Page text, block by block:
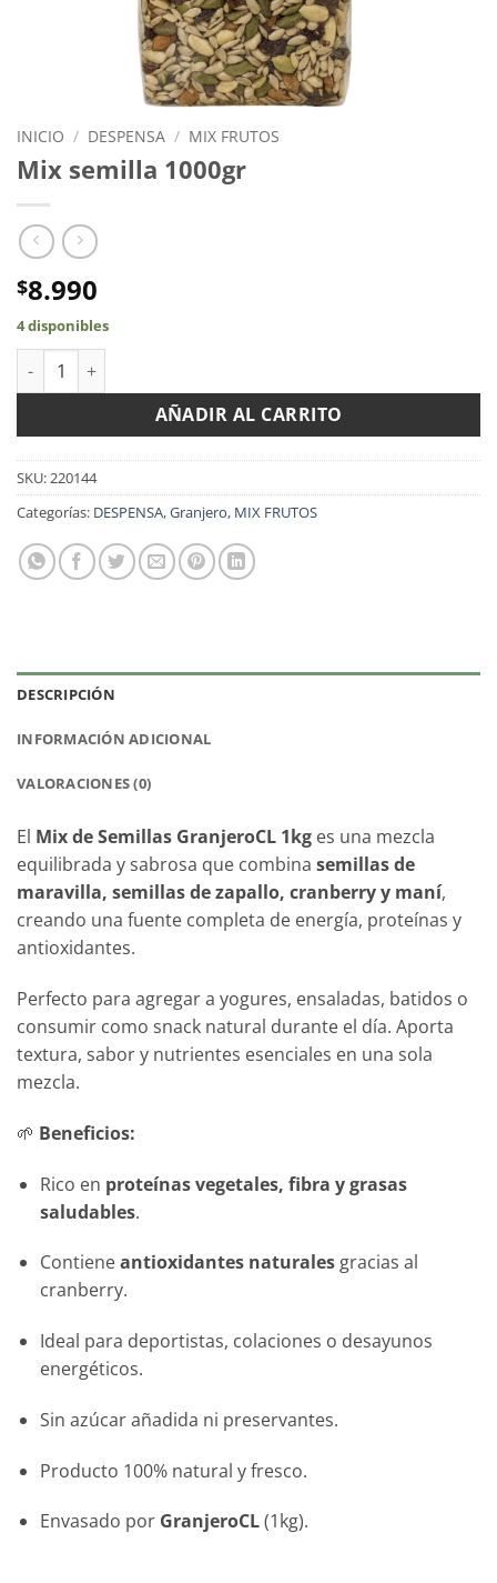
INICIO / DESPENSA / MIX FRUTOS
Mix semilla 1000gr
$8.990
4 disponibles
Mix semilla 1000gr cantidad
AÑADIR AL CARRITO
SKU:220144
Categorías: DESPENSA,Granjero, MIX FRUTOS
DESCRIPCIÓN
INFORMACIÓN ADICIONAL
VALORACIONES (0)
El Mix de Semillas GranjeroCL 1kg es una mezcla
equilibrada y sabrosa que combina semillas de
maravilla, semillas de zapallo, cranberry y maní,
creando una fuente completa de energía, proteínas y
antioxidantes.
Perfecto para agregar a yogures, ensaladas, batidos o
consumir como snack natural durante el día. Aporta
textura, sabor y nutrientes esenciales en una sola
mezcla.
🌱 Beneficios:
Rico en proteínas vegetales, fibra y grasas
saludables.
Contieneantioxidantes naturalesgracias al
cranberry.
Ideal para deportistas, colaciones o desayunos
energéticos.
Sin azúcar añadida ni preservantes.
Producto 100% natural y fresco.
Envasado por GranjeroCL(1kg).